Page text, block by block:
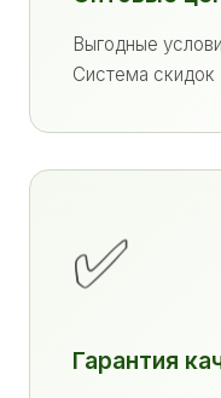
Выгодные
Система скидок
✅
Гарантия